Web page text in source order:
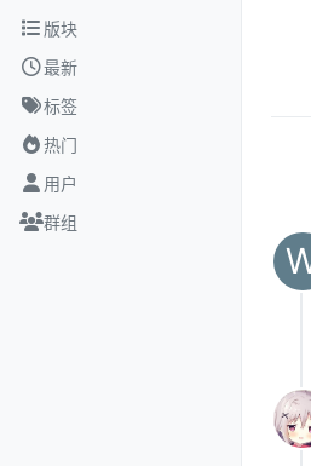
跳转至内容
版块
最新
标签
热门
用户
群组